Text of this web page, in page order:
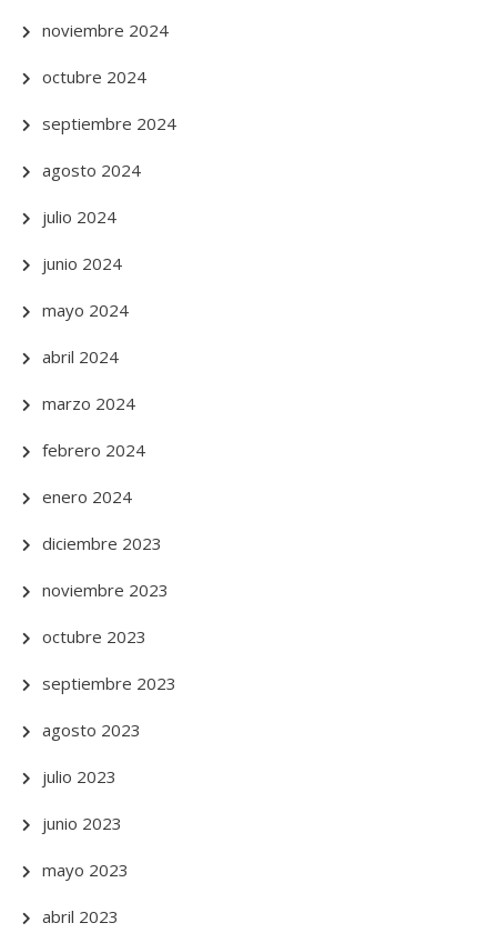
noviembre 2024
octubre 2024
septiembre 2024
agosto 2024
julio 2024
junio 2024
mayo 2024
abril 2024
marzo 2024
febrero 2024
enero 2024
diciembre 2023
noviembre 2023
octubre 2023
septiembre 2023
agosto 2023
julio 2023
junio 2023
mayo 2023
abril 2023